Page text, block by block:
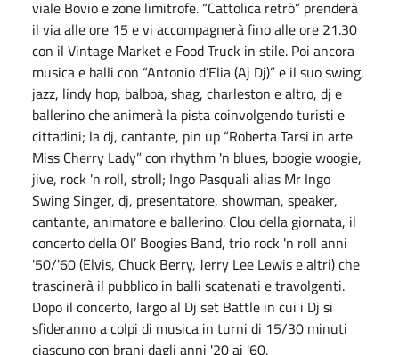
viale Bovio e zone limitrofe. “Cattolica retrò” prenderà
il via alle ore 15 e vi accompagnerà fino alle ore 21.30
con il Vintage Market e Food Truck in stile. Poi ancora
musica e balli con “Antonio d’Elia (Aj Dj)” e il suo swing,
jazz, lindy hop, balboa, shag, charleston e altro, dj e
ballerino che animerà la pista coinvolgendo turisti e
cittadini; la dj, cantante, pin up “Roberta Tarsi in arte
Miss Cherry Lady” con rhythm 'n blues, boogie woogie,
jive, rock 'n roll, stroll; Ingo Pasquali alias Mr Ingo
Swing Singer, dj, presentatore, showman, speaker,
cantante, animatore e ballerino. Clou della giornata, il
concerto della Ol’ Boogies Band, trio rock 'n roll anni
'50/'60 (Elvis, Chuck Berry, Jerry Lee Lewis e altri) che
trascinerà il pubblico in balli scatenati e travolgenti.
Dopo il concerto, largo al Dj set Battle in cui i Dj si
sfideranno a colpi di musica in turni di 15/30 minuti
ciascuno con brani dagli anni '20 ai '60,